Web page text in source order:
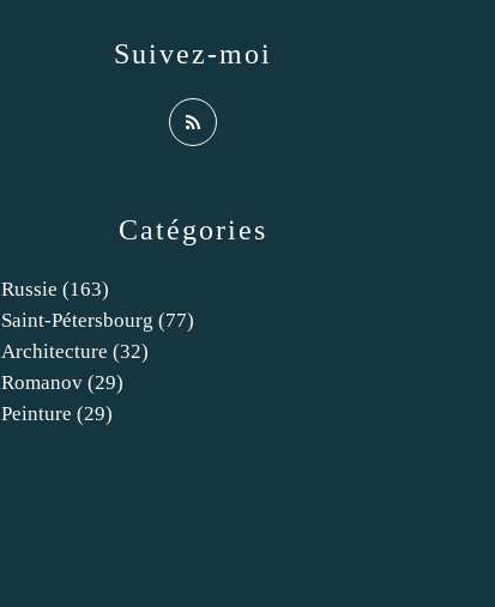
Catégories
Russie (163)
Saint-Pétersbourg (77)
Architecture (32)
Romanov (29)
Peinture (29)
Suivez-moi